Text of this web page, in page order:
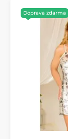
Doprava zdarma